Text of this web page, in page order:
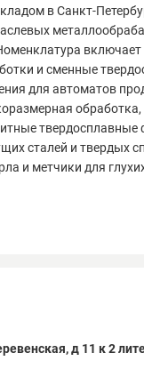
в Санкт-
и сменные
для автоматов
твердосплавные
сталей и твердых
и метчики для
д 11 к 2